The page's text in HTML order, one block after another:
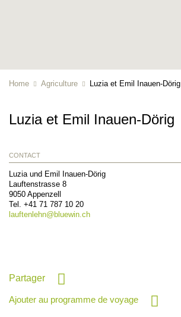
Home Agriculture Luzia et Emil Inauen-Dörig
Luzia et Emil Inauen-Dörig
CONTACT
Luzia und Emil Inauen-Dörig
Lauftenstrasse 8
9050 Appenzell
Tel. +41 71 787 10 20
lauftenlehn@ bluewin.ch
Partager
Ajouter au programme de voyage